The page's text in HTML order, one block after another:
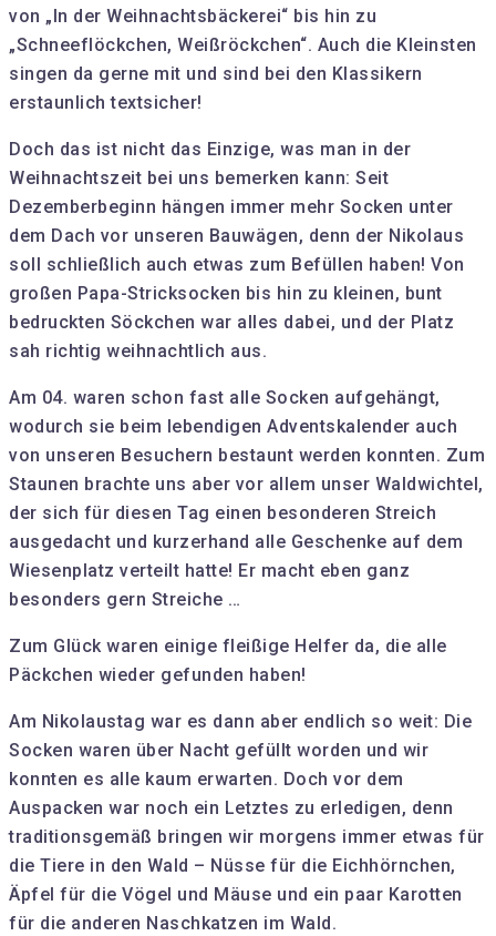
von „In der Weihnachtsbäckerei“ bis hin zu
„Schneeflöckchen, Weißröckchen“. Auch die Kleinsten
singen da gerne mit und sind bei den Klassikern
erstaunlich textsicher!
Doch das ist nicht das Einzige, was man in der
Weihnachtszeit bei uns bemerken kann: Seit
Dezemberbeginn hängen immer mehr Socken unter
dem Dach vor unseren Bauwägen, denn der Nikolaus
soll schließlich auch etwas zum Befüllen haben! Von
großen Papa-Stricksocken bis hin zu kleinen, bunt
bedruckten Söckchen war alles dabei, und der Platz
sah richtig weihnachtlich aus.
Am 04. waren schon fast alle Socken aufgehängt,
wodurch sie beim lebendigen Adventskalender auch
von unseren Besuchern bestaunt werden konnten. Zum
Staunen brachte uns aber vor allem unser Waldwichtel,
der sich für diesen Tag einen besonderen Streich
ausgedacht und kurzerhand alle Geschenke auf dem
Wiesenplatz verteilt hatte! Er macht eben ganz
besonders gern Streiche …
Zum Glück waren einige fleißige Helfer da, die alle
Päckchen wieder gefunden haben!
Am Nikolaustag war es dann aber endlich so weit: Die
Socken waren über Nacht gefüllt worden und wir
konnten es alle kaum erwarten. Doch vor dem
Auspacken war noch ein Letztes zu erledigen, denn
traditionsgemäß bringen wir morgens immer etwas für
die Tiere in den Wald – Nüsse für die Eichhörnchen,
Äpfel für die Vögel und Mäuse und ein paar Karotten
für die anderen Naschkatzen im Wald.